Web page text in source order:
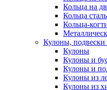
Кольца на
Кольца
Кольца-
Кулоны, подвески
Кулоны
Кулоны и
Кулоны и
Кулоны из
Кулоны из